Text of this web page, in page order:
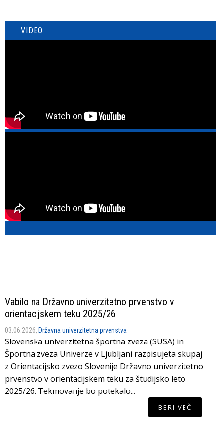
VIDEO
Vabilo na Državno univerzitetno prvenstvo v
orientacijskem teku 2025/26
03.06.2026, Državna univerzitetna prvenstva
Slovenska univerzitetna športna zveza (SUSA) in
Športna zveza Univerze v Ljubljani razpisujeta skupaj
z Orientacijsko zvezo Slovenije Državno univerzitetno
prvenstvo v orientacijskem teku za študijsko leto
2025/26. Tekmovanje bo potekalo...
BERI VEČ